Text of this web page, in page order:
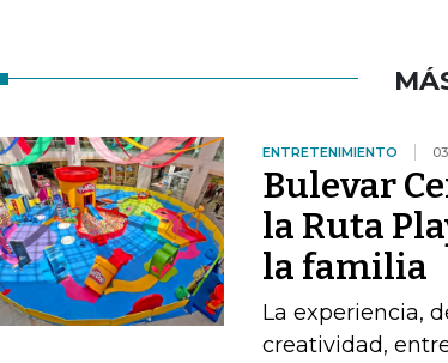
ENTRETENIMIENTO
Bulevar
la Ruta
la familia
La experiencia,
creatividad,